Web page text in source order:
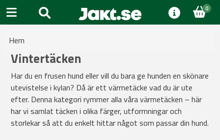
0
Hem
Vintertäcken
Har du en frusen hund eller vill du bara ge hunden en skönare
utevistelse i kylan? Då är ett värmetäcke vad du är ute
efter. Denna kategori rymmer alla våra värmetäcken – här
har vi samlat täcken i olika färger, utformningar och
storlekar så att du enkelt hittar något som passar din hund.